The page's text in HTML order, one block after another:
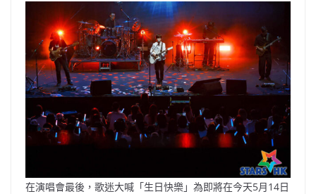
在演唱會最後，歌迷大喊「生日快樂」為即將在今天5月14日